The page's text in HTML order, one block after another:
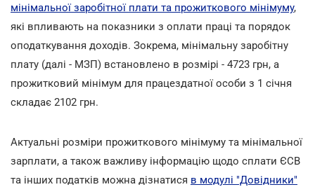
мінімальної заробітної плати та прожиткового мінімуму,
які впливають на показники з оплати праці та порядок
оподаткування доходів. Зокрема, мінімальну заробітну
плату (далі - МЗП) встановлено в розмірі - 4723 грн, а
прожитковий мінімум для працездатної особи з 1 січня
складає 2102 грн.
Актуальні розміри прожиткового мінімуму та мінімальної
зарплати, а також важливу інформацію щодо сплати ЄСВ
та інших податків можна дізнатися в модулі "Довідники"